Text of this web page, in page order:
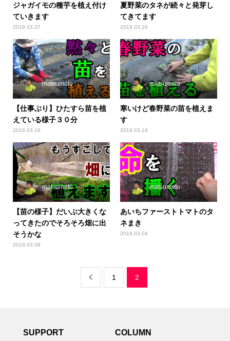
ジャガイモの種芋を植え付け
ていきます
2019.03.27
夏野菜のタネが続々と発芽し
てきてます
2019.03.20
matsumoto
【仕事ぶり】ひたすら苗を植
えている様子３０分
2019.03.19
matsumoto
寒いけど春野菜の苗を植えま
す
2019.03.14
matsumoto
【苗の様子】だいぶ大きくな
ってきたのでそろそろ畑に出
そうかな
2019.03.09
matsumoto
あいちファーストトマトのタ
ネまき
2019.03.04
 1 2
SUPPORT COLUMN